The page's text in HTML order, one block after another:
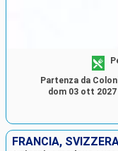
Partenza da
dom 03 ott 2027
FRANCIA,